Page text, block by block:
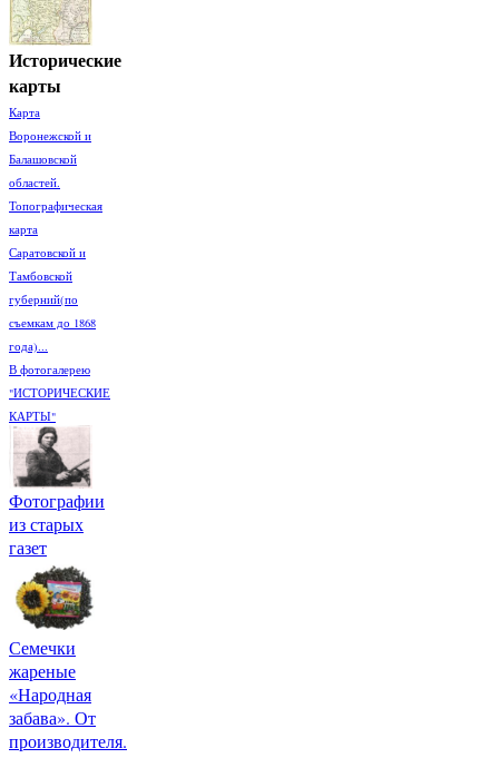
Исторические
карты
Карта
Воронежской и
Балашовской
областей.
Топографическая
карта
Саратовской и
Тамбовской
губерний(по
съемкам до 1868
года)...
В фотогалерею
"ИСТОРИЧЕСКИЕ
КАРТЫ"
Фотографии
из старых
газет
Семечки
жареные
«Народная
забава». От
производителя.